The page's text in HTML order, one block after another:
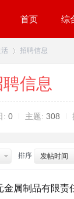
首页 综
›
招聘信息
信息
: 0 主题: 308
排序 发帖时间
金属制品有限责